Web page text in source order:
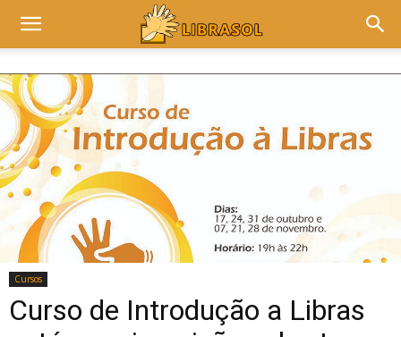
Cursos
Curso de Introdução a Libras